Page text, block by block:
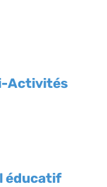
Activités
éducatif